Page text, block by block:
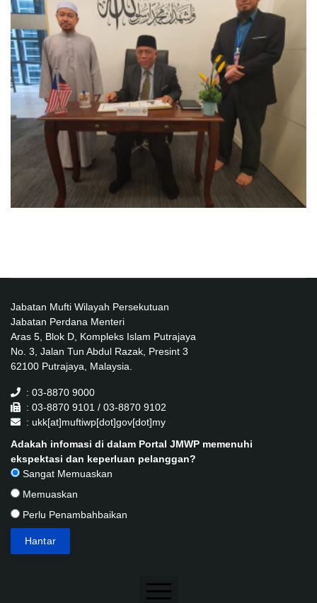
Jabatan Mufti Wilayah Persekutuan
Jabatan Perdana Menteri
Aras 5, Blok D, Kompleks Islam Putrajaya
No. 3, Jalan Tun Abdul Razak, Presint 3
62100 Putrajaya, Malaysia.
: 03-8870 9000
: 03-8870 9101 / 03-8870 9102
: ukk[at]muftiwp[dot]gov[dot]my
Adakah infomasi di dalam Portal JMWP memenuhi
ekspektasi dan keperluan pelanggan?
Sangat Memuaskan
Memuaskan
Perlu Penambahbaikan